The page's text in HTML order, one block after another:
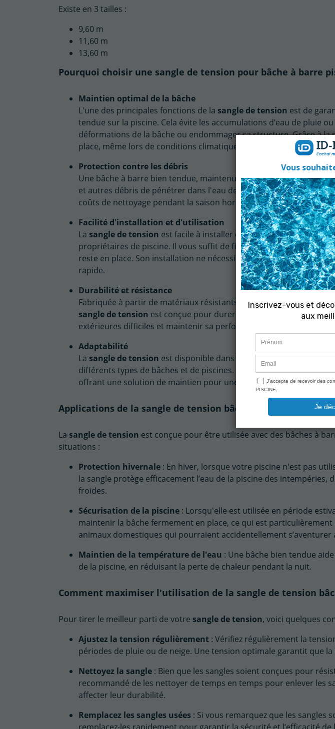
Existe en 3 tailles :
9,60 m
11,60 m
13,60 m
Pourquoi choisir une sangle de tension pour bâche à barre
Maintien optimal de la bâche
L'une des principales fonctions de la sangle de tension est de
tendue sur la piscine. Cela évite les accumulations d’eau de pluie
déformations de la bâche ou endommager sa structure. Grâce à la
place, même lors de conditions climatiques extrêmes.
Protection contre les débris
Une bâche à barre bien tendue, maintenue grâce à la sangle,
et autres débris de pénétrer dans l'eau de la piscine. Cela aide à
coûts de nettoyage pendant la saison hors-baignade.
Facilité d'installation et d'utilisation
La sangle de tension est facile à installer et à ajuster, ce qui la
propriétaires de piscine. Il vous suffit de fixer la sangle autour de la
reste en place. Son installation ne nécessite pas d’outils
rapide.
Durabilité et résistance
Fabriquée à partir de matériaux résistants aux UV, à l'humidité et
sangle de tension est conçue pour durer. Elle est spécialement
extérieures difficiles et maintenir sa performance pendant de
Adaptabilité
La sangle de tension est disponible dans plusieurs tailles et peut
différents types de bâches et de piscines. Elle convient à la fois
offrant une solution de maintien pour une large gamme de
Applications de la sangle de tension bâche à barre piscine
La sangle de tension est conçue pour être utilisée avec des bâches à
situations :
Protection hivernale : En hiver, lorsque votre piscine n'est pas
la sangle protège efficacement l’eau de la piscine des intempéries,
froides.
Sécurisation de la piscine : Lorsqu'elle est utilisée en période
maintenir la bâche fermement en place, ce qui est particulièrement
animaux domestiques qui pourraient accidentellement s’aventurer
Maintien de la température de l'eau : Une bâche bien tendue
de la piscine, en réduisant la perte de chaleur pendant la nuit.
Comment maximiser l'utilisation de la sangle de tension
Pour tirer le meilleur parti de votre sangle de tension, voici quelques
Ajustez la tension régulièrement : Vérifiez régulièrement la
périodes de pluie ou de neige. Une tension optimale garantit que la
Nettoyez la sangle : Bien que les sangles soient conçues pour
recommandé de les nettoyer de temps en temps pour enlever les
affecter leur durabilité.
Remplacez les sangles usées : Si vous remarquez que les sangles